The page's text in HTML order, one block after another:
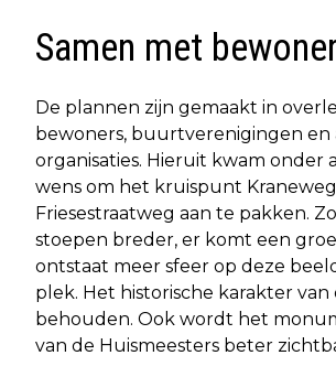
Samen met
De plannen zijn gemaakt in
bewoners, buurtverenigingen en
organisaties. Hieruit kwam onder
wens om het kruispunt
Friesestraatweg aan te pakken.
stoepen breder, er komt een
ontstaat meer sfeer op deze
plek. Het historische karakter
behouden. Ook wordt het
van de Huismeesters beter